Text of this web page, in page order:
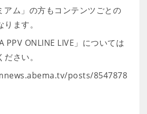
アム」の方もコンテンツごとの
ます。
PPV ONLINE LIVE」については
さい。
posts/8547878